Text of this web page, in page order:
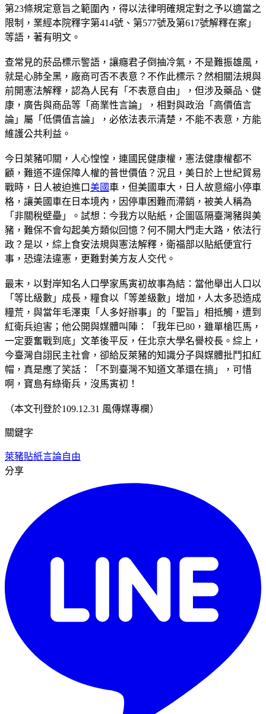
第23條規定意旨之範圍內，得以法律明確規定對之予以適當之
限制，業經本院釋字第414號、第577號及第617號解釋在案」
等語，著有明文。
查常見的菸品標示警語，讓癮君子倒抽冷氣，不是難振雄風，
就是心肺全黑，廠商可否不表意？不作此標示？然相關法規與
前開憲法解釋，認為人民有「不表意自由」，但涉及藥品、健
康，廣告與商品等「商業性言論」，相對與政治「高價值言
論」屬「低價值言論」，必依法表示清楚，不能不表意，方能
維護公共利益。
今日萊豬叩關，人心惶惶，連國民健康權，憲法健康權都不
顧，難道不違保障人權的普世價值？況且，美日於上世紀貿易
戰時，日人被迫進口美國車，但美國車大，日人故意縮小停車
格，讓美國車在日本境內，因停車困難而滯銷，被美人稱為
「非關稅壁壘」。試想：今我方以貼紙，企圖區隔臺灣豬與美
豬，難保不會勾起美方類似回憶？何不開大門走大路，依法行
政？是以，綜上食安法規與憲法解釋，衛福部以貼紙便宜行
事，恐違法違憲，更難對美方友人交代。
最末，以對岸知名人口學家馬寅初故事為結：當他舉出人口以
「等比級數」成長，糧食以「等差級數」增加，人太多恐造成
糧荒，與當年毛澤東「人多好辦事」的「聖旨」相抵觸，遭到
紅衛兵迫害；他公開與媒體叫陣：「我年已80，雖單槍匹馬，
一定要奮戰到底」文革後平反，任北京大學名譽校長。綜上，
今臺灣自詡民主社會，卻給反萊豬的知識分子與媒體批鬥扣紅
帽，真是應了笑話：「不到臺灣不知道文革還在搞」，可惜
啊，寶島有綠衛兵，沒馬寅初！
（本文刊登於109.12.31 風傳媒專欄）
關鍵字
萊豬貼紙言論自由
分享